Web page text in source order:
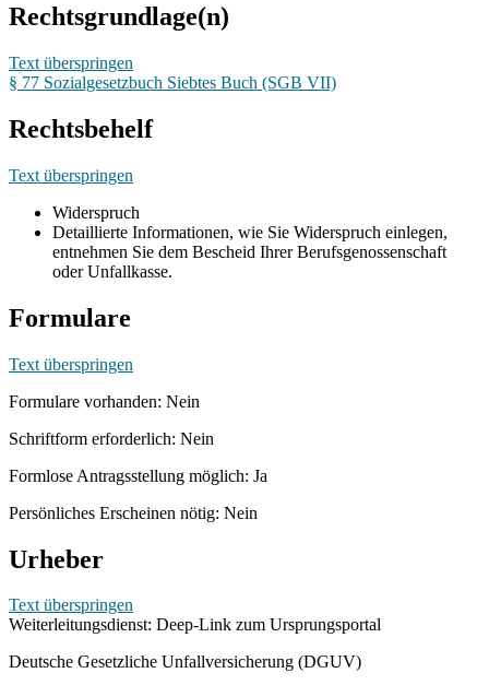
Rechtsgrundlage(n)
Text überspringen
§ 77 Sozialgesetzbuch Siebtes Buch (SGB VII)
Rechtsbehelf
Text überspringen
Widerspruch
Detaillierte Informationen, wie Sie Widerspruch einlegen,
entnehmen Sie dem Bescheid Ihrer Berufsgenossenschaft
oder Unfallkasse.
Formulare
Text überspringen
Formulare vorhanden: Nein
Schriftform erforderlich: Nein
Formlose Antragsstellung möglich: Ja
Persönliches Erscheinen nötig: Nein
Urheber
Text überspringen
Weiterleitungsdienst: Deep-Link zum Ursprungsportal
Deutsche Gesetzliche Unfallversicherung (DGUV)